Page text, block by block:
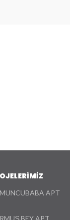
APT
BEY APT.